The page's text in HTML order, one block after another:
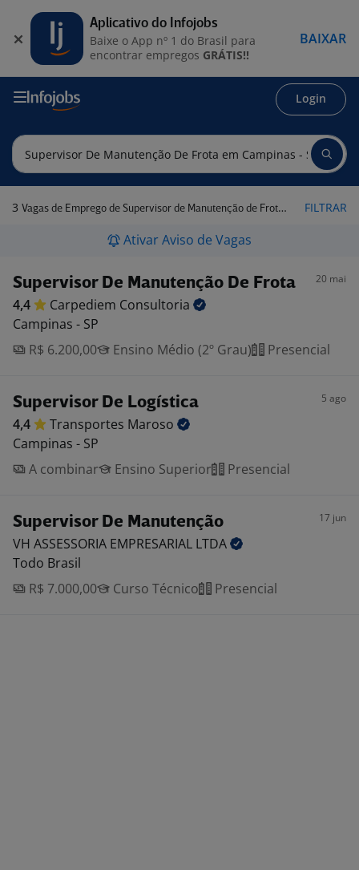
Login
3 Vagas de Emprego de Supervisor de Manutenção de Frota em Campinas - SP FILTRAR
Ativar Aviso de Vagas
Supervisor De Manutenção De Frota 20 mai
4,4 Carpediem Consultoria
Campinas - SP
R$ 6.200,00
Ensino Médio (2º Grau) Presencial
Supervisor De Logística 5 ago
4,4 Transportes Maroso
Campinas - SP
A combinar
Ensino Superior Presencial
Supervisor De Manutenção 17 jun
VH ASSESSORIA EMPRESARIAL LTDA
Todo Brasil
R$ 7.000,00
Curso Técnico Presencial
Aplicativo do Infojobs
Baixe o App nº 1 do Brasil para
encontrar empregos GRÁTIS!!
BAIXAR